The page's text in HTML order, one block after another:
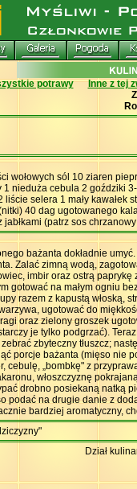
potrawy
Inne z tej
wołowych sól 10 ziaren
nieduża cebula 2 goździki
selera 1 mały kawałek
40 dag ugotowanego
(patrz sos
bażanta dokładnie
Zalać zimną wodą,
imbir oraz ostrą
gotować na małym ogniu
razem z kapustą włoską,
ugotować do
oraz zielony groszek
je tylko podgrzać).
zebrać zbyteczny tłuszcz;
porcje bażanta (mięso nie
cebulę, „bombkę" z
włoszczyznę
drobno posiekaną natką
podać na drugie danie z
bardziej aromatyczny,
Dział